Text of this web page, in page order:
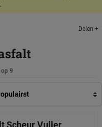
Delen +
op 9
Scheur Vuller